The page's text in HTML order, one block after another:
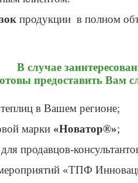
продукции в полном
В случае
предоставить Вам
в Вашем регионе;
марки «Новатор®»;
продавцов-
«ТПФ